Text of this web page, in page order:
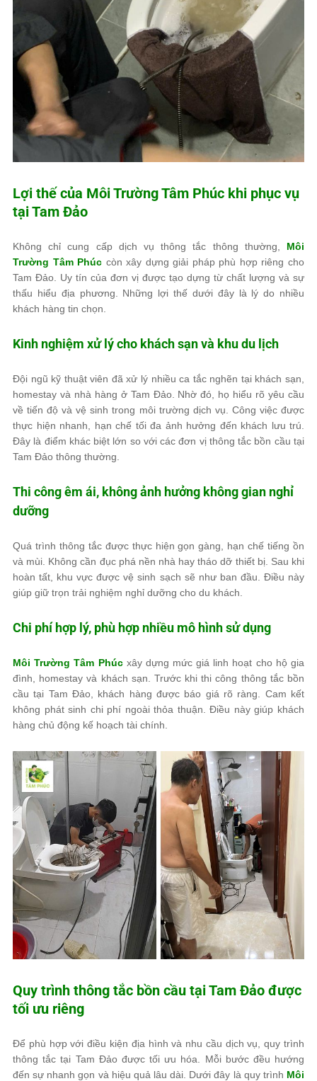
Lợi thế của Môi Trường Tâm Phúc khi phục vụ
tại Tam Đảo
Không chỉ cung cấp dịch vụ thông tắc thông thường, Môi
Trường Tâm Phúc còn xây dựng giải pháp phù hợp riêng cho
Tam Đảo. Uy tín của đơn vị được tạo dựng từ chất lượng và sự
thấu hiểu địa phương. Những lợi thế dưới đây là lý do nhiều
khách hàng tin chọn.
Kinh nghiệm xử lý cho khách sạn và khu du lịch
Đội ngũ kỹ thuật viên đã xử lý nhiều ca tắc nghẽn tại khách sạn,
homestay và nhà hàng ở Tam Đảo. Nhờ đó, họ hiểu rõ yêu cầu
về tiến độ và vệ sinh trong môi trường dịch vụ. Công việc được
thực hiện nhanh, hạn chế tối đa ảnh hưởng đến khách lưu trú.
Đây là điểm khác biệt lớn so với các đơn vị thông tắc bồn cầu tại
Tam Đảo thông thường.
Thi công êm ái, không ảnh hưởng không gian nghỉ
dưỡng
Quá trình thông tắc được thực hiện gọn gàng, hạn chế tiếng ồn
và mùi. Không cần đục phá nền nhà hay tháo dỡ thiết bị. Sau khi
hoàn tất, khu vực được vệ sinh sạch sẽ như ban đầu. Điều này
giúp giữ trọn trải nghiệm nghỉ dưỡng cho du khách.
Chi phí hợp lý, phù hợp nhiều mô hình sử dụng
Môi Trường Tâm Phúcxây dựng mức giá linh hoạt cho hộ gia
đình, homestay và khách sạn. Trước khi thi công thông tắc bồn
cầu tại Tam Đảo, khách hàng được báo giá rõ ràng. Cam kết
không phát sinh chi phí ngoài thỏa thuận. Điều này giúp khách
hàng chủ động kế hoạch tài chính.
Quy trình thông tắc bồn cầu tại Tam Đảo được
tối ưu riêng
Để phù hợp với điều kiện địa hình và nhu cầu dịch vụ, quy trình
thông tắc tại Tam Đảo được tối ưu hóa. Mỗi bước đều hướng
đến sự nhanh gọn và hiệu quả lâu dài. Dưới đây là quy trình Môi